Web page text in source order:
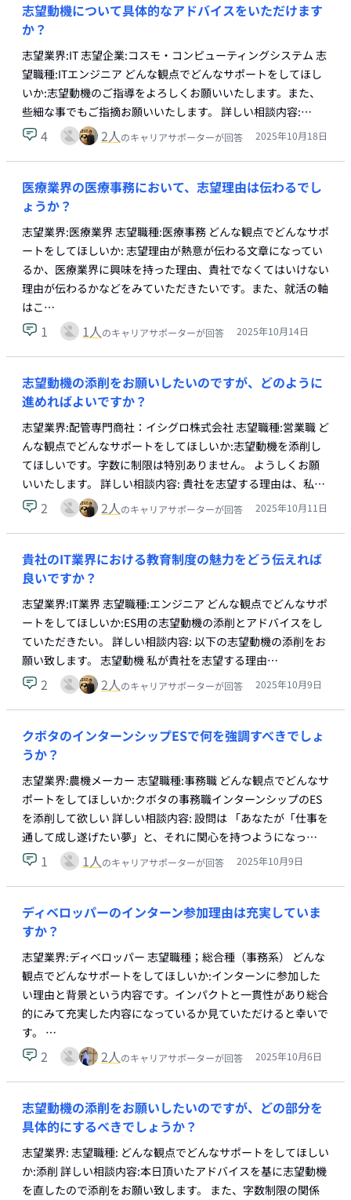
志望動機について具体的なアドバイスをいただけます
か？
志望業界:IT 志望企業:コスモ・コンピューティングシステム 志
望職種:ITエンジニア どんな観点でどんなサポートをしてほし
いか:志望動機のご指導をよろしくお願いいたします。また、
些細な事でもご指摘お願いいたします。 詳しい相談内容:…
4 2人のキャリアサポーターが回答 2025年10月18日
医療業界の医療事務において、志望理由は伝わるでし
ょうか？
志望業界:医療業界 志望職種:医療事務 どんな観点でどんなサポ
ートをしてほしいか: 志望理由が熱意が伝わる文章になってい
るか、医療業界に興味を持った理由、貴社でなくてはいけない
理由が伝わるかなどをみていただきたいです。また、就活の軸
はこ…
1 1人のキャリアサポーターが回答 2025年10月14日
志望動機の添削をお願いしたいのですが、どのように
進めればよいですか？
志望業界:配管専門商社：イシグロ株式会社 志望職種:営業職 ど
んな観点でどんなサポートをしてほしいか:志望動機を添削し
てほしいです。字数に制限は特別ありません。 ようしくお願
いいたします。 詳しい相談内容: 貴社を志望する理由は、私…
2 2人のキャリアサポーターが回答 2025年10月11日
貴社のIT業界における教育制度の魅力をどう伝えれば
良いですか？
志望業界:IT業界 志望職種:エンジニア どんな観点でどんなサポ
ートをしてほしいか:ES用の志望動機の添削とアドバイスをし
ていただきたい。 詳しい相談内容: 以下の志望動機の添削をお
願い致します。 志望動機 私が貴社を志望する理由…
2 2人のキャリアサポーターが回答 2025年10月9日
クボタのインターンシップESで何を強調すべきでしょ
うか？
志望業界:農機メーカー 志望職種:事務職 どんな観点でどんなサ
ポートをしてほしいか:クボタの事務職インターンシップのES
を添削して欲しい 詳しい相談内容: 設問は 「あなたが「仕事を
通して成し遂げたい夢」と、それに関心を持つようになっ…
1 1人のキャリアサポーターが回答 2025年10月9日
ディベロッパーのインターン参加理由は充実していま
すか？
志望業界:ディベロッパー 志望職種；総合種（事務系） どんな
観点でどんなサポートをしてほしいか:インターンに参加した
い理由と背景という内容です。インパクトと一貫性があり総合
的にみて充実した内容になっているか見ていただけると幸いで
す。 …
2 2人のキャリアサポーターが回答 2025年10月6日
志望動機の添削をお願いしたいのですが、どの部分を
具体的にするべきでしょうか？
志望業界: 志望職種: どんな観点でどんなサポートをしてほしい
か:添削 詳しい相談内容:本日頂いたアドバイスを基に志望動機
を直したので添削をお願い致します。 また、字数制限の関係